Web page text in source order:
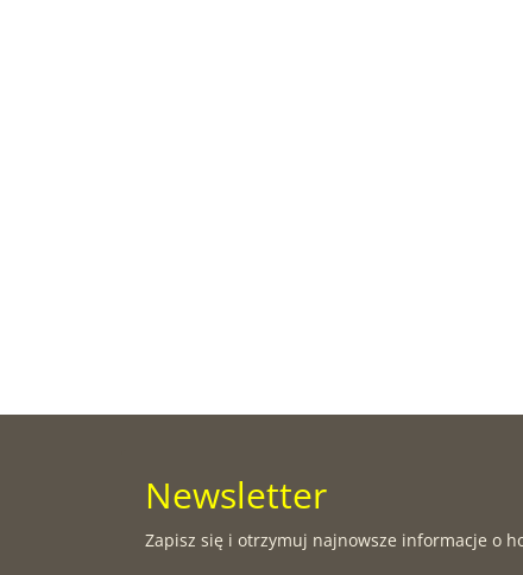
Newsletter
Zapisz się i otrzymuj najnowsze informacje o